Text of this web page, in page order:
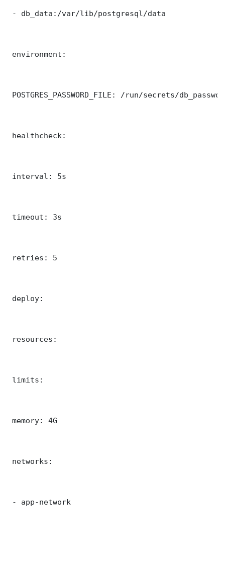
- db_data:/var/lib/postgresql/data
environment:
POSTGRES_PASSWORD_FILE: /run/secrets/
healthcheck:
interval: 5s
timeout: 3s
retries: 5
deploy:
resources:
limits:
memory: 4G
networks:
- app-network